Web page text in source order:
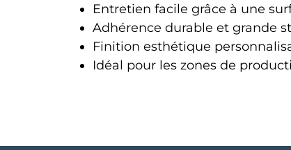
Entretien facile grâce à une
Adhérence durable et grande
Finition esthétique
Idéal pour les zones de